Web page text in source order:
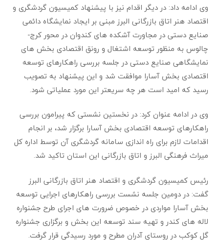
وی ادامه داد: در دیگر اقدام نیز با پیشنهاد کمیسیون گردشگری و
اقتصاد هنر اتاق بازرگانی البرز مبنی بر ایجاد نمایشگاه دائمی
صنایع دستی در مجاورت آشکده های کندوان در محور کرج-
چالوس به منظور توسعه اشتغال و رونق اقتصادی بخش های
نمایشگاهی صنایع دستی در جلسه بررسی راهکارهای توسعه
اقتصادی بخش آسارا موافقت شد و این پیشنهاد به تصویب
رسید که امید است هر چه سریعتر این مورد عملیاتی شود.
وی در ادامه عنوان کرد: در نخستین نشستی که پیرامون بررسی
راهکارهای توسعه اقتصادی بخش آسارا برگزار شد، بر انجام
اقدامات لازم برای راه اندازی سامانه گردشگری آن توسط اداره کل
میراث فرهنگی البرز و اتاق بازرگانی این استان تاکید شد.
رئیس کمیسیون گردشگری و اقتصاد هنر اتاق بازرگانی البرز
گفت: در دومین جلسه نشست بررسی راهکارهای اجرایی توسعه
بخش آسارا مواردی در خصوص ضرورت های اجرای طرح جشنواره
لاله های کندر و تهیه سند توسعه این بخش و برگزاری جشنواره
گل کوکب در روستای آدران مطرح و مورد رسیدگی قرار گرفت.